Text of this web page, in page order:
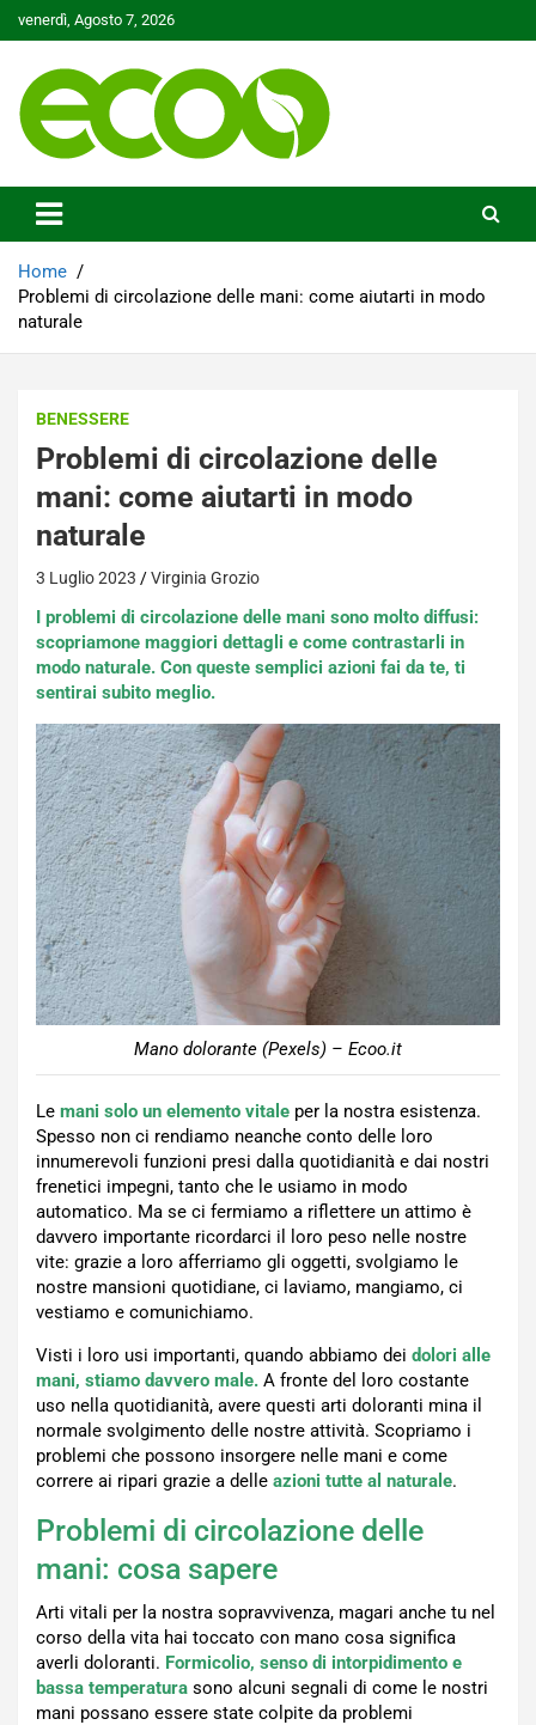
to
venerdì, Agosto 7, 2026
Ecoo.it
Home
Problemi di circolazione delle mani: come aiutarti in modo
naturale
BENESSERE
Problemi di circolazione delle
mani: come aiutarti in modo
naturale
3 Luglio 2023 Virginia Grozio
I problemi di circolazione delle mani sono molto diffusi:
scopriamone maggiori dettagli e come contrastarli in
modo naturale. Con queste semplici azioni fai da te, ti
sentirai subito meglio.
Mano dolorante (Pexels) – Ecoo.it
Le mani solo un elemento vitale per la nostra esistenza.
Spesso non ci rendiamo neanche conto delle loro
innumerevoli funzioni presi dalla quotidianità e dai nostri
frenetici impegni, tanto che le usiamo in modo
automatico. Ma se ci fermiamo a riflettere un attimo è
davvero importante ricordarci il loro peso nelle nostre
vite: grazie a loro afferriamo gli oggetti, svolgiamo le
nostre mansioni quotidiane, ci laviamo, mangiamo, ci
vestiamo e comunichiamo.
Visti i loro usi importanti, quando abbiamo dei dolori alle
mani, stiamo davvero male. A fronte del loro costante
uso nella quotidianità, avere questi arti doloranti mina il
normale svolgimento delle nostre attività. Scopriamo i
problemi che possono insorgere nelle mani e come
correre ai ripari grazie a delle azioni tutte al naturale.
Problemi di circolazione delle
mani: cosa sapere
Arti vitali per la nostra sopravvivenza, magari anche tu nel
corso della vita hai toccato con mano cosa significa
averli doloranti. Formicolio, senso di intorpidimento e
bassa temperatura sono alcuni segnali di come le nostri
mani possano essere state colpite da problemi